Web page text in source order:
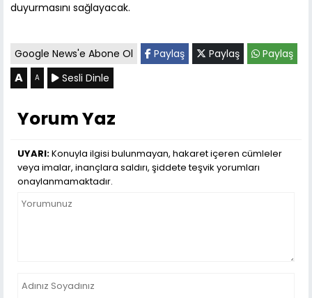
duyurmasını sağlayacak.
Google News'e Abone Ol Paylaş Paylaş Paylaş
A A Sesli Dinle
Yorum Yaz
UYARI:Konuyla ilgisi bulunmayan, hakaret içeren cümleler
veya imalar, inançlara saldırı, şiddete teşvik yorumları
onaylanmamaktadır.